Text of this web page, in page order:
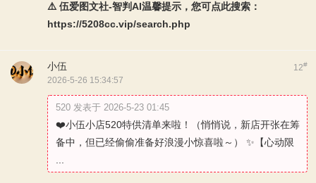
⚠️ 伍爱图文社-智判AI温馨提示，您可点此搜索：
https://5208cc.vip/search.php
12#
小伍
2026-5-26 15:34:57
520 发表于 2026-5-23 01:45
❤️小伍小店520特供清单来啦！（悄悄说，新店开张在筹
备中，但已经偷偷准备好浪漫小惊喜啦～） ✨【心动限
...